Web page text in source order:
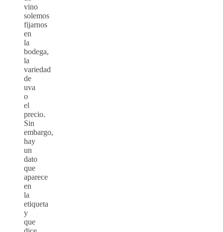
vino
solemos
fijarnos
en
la
bodega,
la
variedad
de
uva
o
el
precio.
Sin
embargo,
hay
un
dato
que
aparece
en
la
etiqueta
y
que